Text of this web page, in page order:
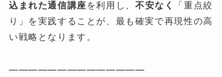
込まれた通信講座 を利用し、 不安なく
「重点絞
り」を実践することが、最も確実で再現性の高
い戦略となります。
━━━━━━━━━━━━━━